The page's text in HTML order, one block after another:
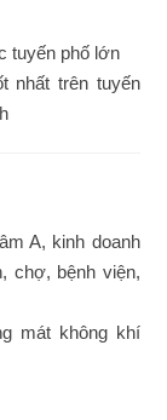
tuyến phố lớn
nhất trên tuyến
A, kinh doanh
chợ, bệnh viện,
mát không khí